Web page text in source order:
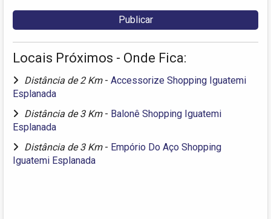
Locais Próximos - Onde Fica:
Distância de 2 Km - Accessorize Shopping Iguatemi
Esplanada
Distância de 3 Km - Balonê Shopping Iguatemi
Esplanada
Distância de 3 Km - Empório Do Aço Shopping
Iguatemi Esplanada